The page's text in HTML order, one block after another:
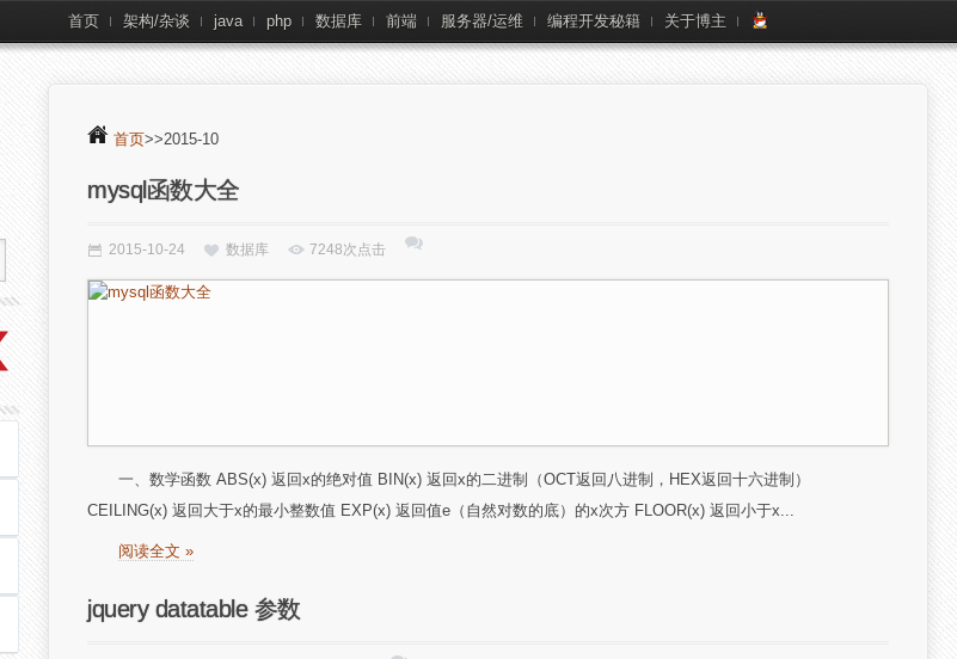
首页 架构/杂谈 java php 数据库 前端 服务器/运维 编程开发秘籍 关于博主
首页>>2015-10
mysql函数大全
2015-10-24 数据库 7248次点击
一、数学函数 ABS(x) 返回x的绝对值 BIN(x) 返回x的二进制（OCT返回八进制，HEX返回十六进制）
CEILING(x) 返回大于x的最小整数值 EXP(x) 返回值e（自然对数的底）的x次方 FLOOR(x) 返回小于x...
阅读全文 »
jquery datatable 参数